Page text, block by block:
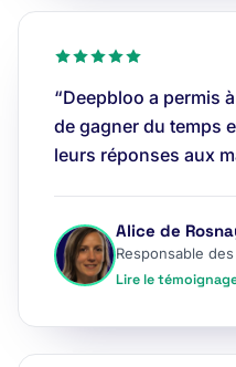
“Deepbloo a permis
de gagner du temps
leurs réponses aux
Alice de
Lire le